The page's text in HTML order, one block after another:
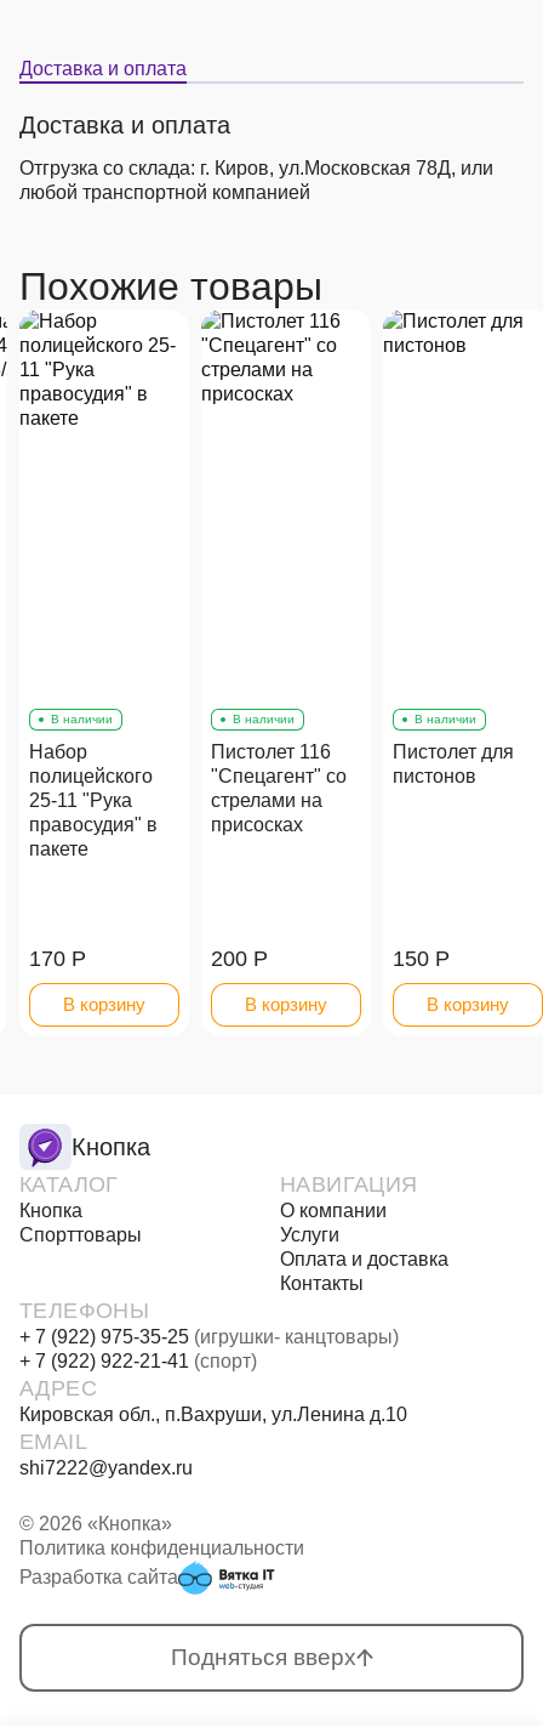
Доставка и оплата
Доставка и оплата
Отгрузка со склада: г. Киров, ул.Московская 78Д, или
любой транспортной компанией
Похожие товары
В наличии
Набор
полицейского
25-11 "Рука
правосудия" в
пакете
170 Р
В корзину
В наличии
Пистолет 116
"Спецагент" со
стрелами на
присосках
200 Р
В корзину
В наличии
Пистолет для
пистонов
150 Р
В корзину
Кнопка
КАТАЛОГ
Кнопка
Спорттовары
НАВИГАЦИЯ
О компании
Услуги
Оплата и доставка
Контакты
ТЕЛЕФОНЫ
+ 7 (922) 975-35-25 (игрушки- канцтовары)
+ 7 (922) 922-21-41 (спорт)
АДРЕС
Кировская обл., п.Вахруши, ул.Ленина д.10
EMAIL
shi7222@yandex.ru
© 2026 «Кнопка»
Политика конфиденциальности
Разработка сайта
Подняться вверх